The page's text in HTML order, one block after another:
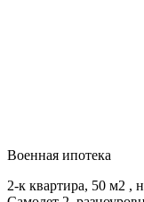
Военная ипотека
2-к квартира, 50 м2 ,